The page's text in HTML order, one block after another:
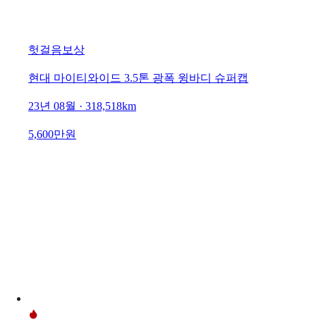
헛걸음보상
현대 마이티와이드 3.5톤 광폭 윙바디 슈퍼캡
23년 08월 · 318,518km
5,600만원